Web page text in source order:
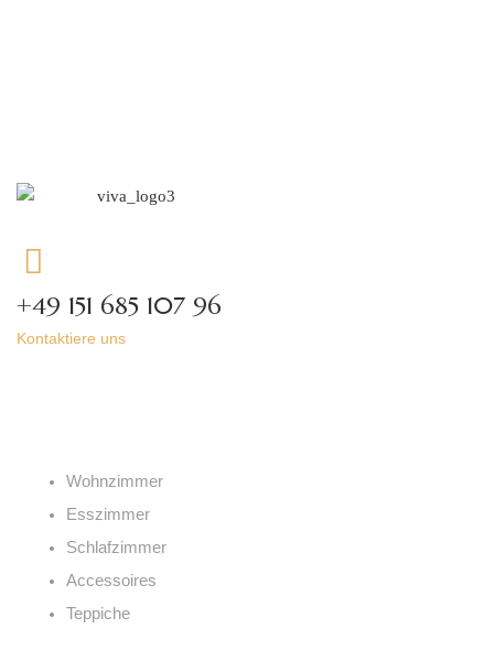
+49 151 685 107 96
Kontaktiere uns
Wohnzimmer
Esszimmer
Schlafzimmer
Accessoires
Teppiche